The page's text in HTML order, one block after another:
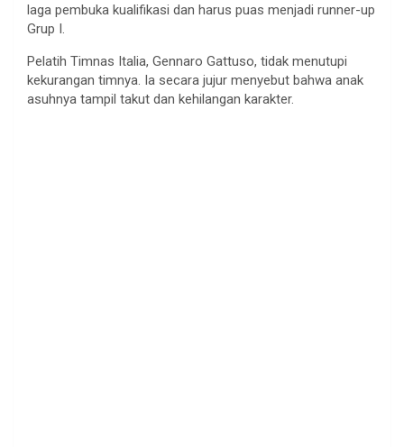
laga pembuka kualifikasi dan harus puas menjadi runner-up
Grup I.
Pelatih Timnas Italia, Gennaro Gattuso, tidak menutupi
kekurangan timnya. Ia secara jujur menyebut bahwa anak
asuhnya tampil takut dan kehilangan karakter.